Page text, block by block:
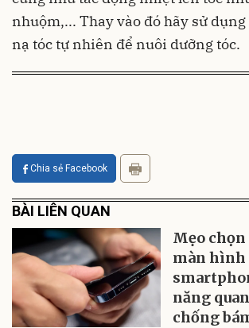
nhuộm,... Thay vào đó hãy sử
nạ tóc tự nhiên để nuôi dưỡng tóc.
Chia sẻ Facebook
BÀI LIÊN QUAN
Mẹo
màn hình
năng
chống